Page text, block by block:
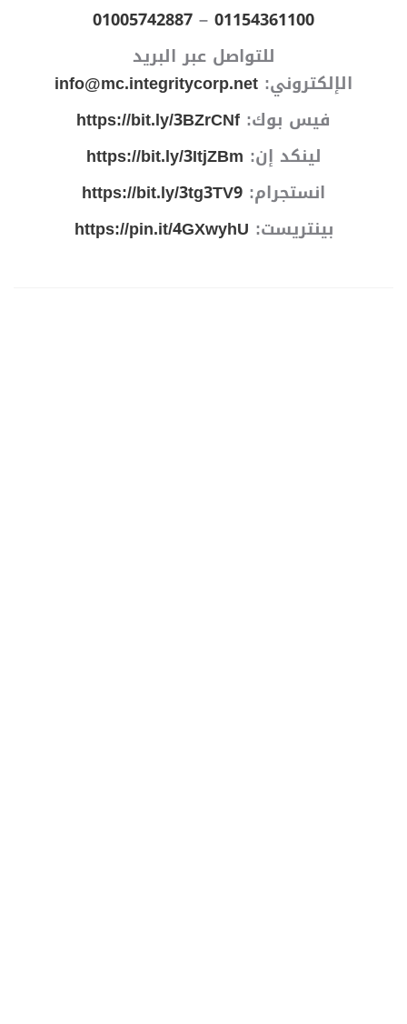
01154361100
–
01005742887
للتواصل عبر البريد
الإلكتروني: info@mc.integritycorp.net
فيس بوك: https://bit.ly/3BZrCNf
لينكد إن: https://bit.ly/3ItjZBm
انستجرام: https://bit.ly/3tg3TV9
بينتريست: https://pin.it/4GXwyhU